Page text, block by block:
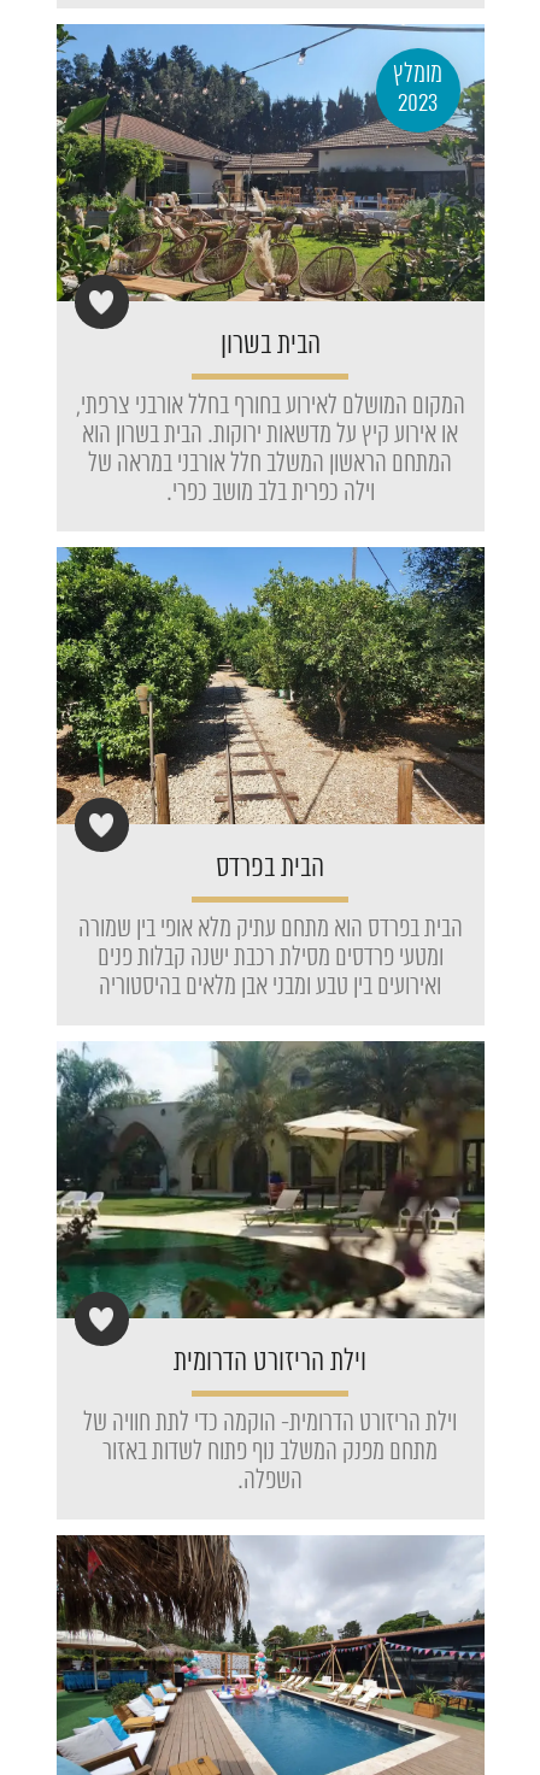
מומלץ
2023
הבית בשרון
המקום המושלם לאירוע בחורף בחלל אורבני צרפתי,
או אירוע קיץ על מדשאות ירוקות. הבית בשרון הוא
המתחם הראשון המשלב חלל אורבני במראה של
וילה כפרית בלב מושב כפרי.
הבית בפרדס
הבית בפרדס הוא מתחם עתיק מלא אופי בין שמורה
ומטעי פרדסים מסילת רכבת ישנה קבלות פנים
ואירועים בין טבע ומבני אבן מלאים בהיסטוריה
וילת הריזורט הדרומית
וילת הריזורט הדרומית- הוקמה כדי לתת חוויה של
מתחם מפנק המשלב נוף פתוח לשדות באזור
השפלה.